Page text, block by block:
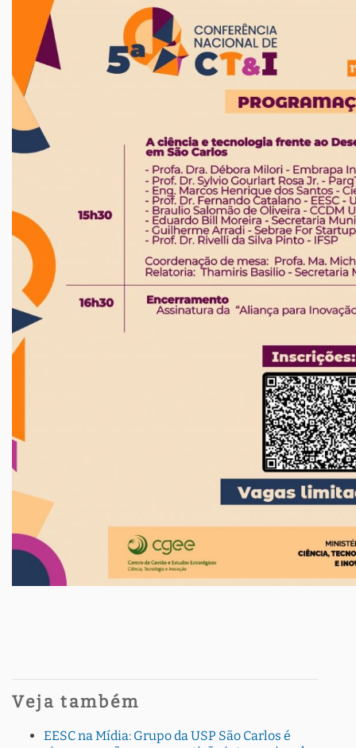
Veja também
EESC na Mídia: Grupo da USP São Carlos é